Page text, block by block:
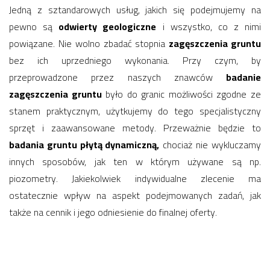
Jedną z sztandarowych usług, jakich się podejmujemy na
pewno są odwierty geologiczne i wszystko, co z nimi
powiązane. Nie wolno zbadać stopnia zagęszczenia gruntu
bez ich uprzedniego wykonania. Przy czym, by
przeprowadzone przez naszych znawców badanie
zagęszczenia gruntubyło do granic możliwości zgodne ze
stanem praktycznym, użytkujemy do tego specjalistyczny
sprzęt i zaawansowane metody. Przeważnie będzie to
badania gruntu płytą dynamiczną, chociaż nie wykluczamy
innych sposobów, jak ten w którym używane są np.
piozometry. Jakiekolwiek indywidualne zlecenie ma
ostatecznie wpływ na aspekt podejmowanych zadań, jak
także na cennik i jego odniesienie do finalnej oferty.